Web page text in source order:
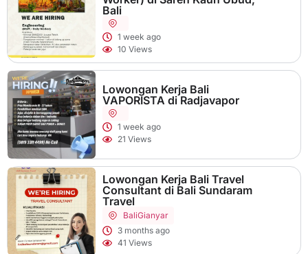
Bali
1 week ago
10 Views
Lowongan Kerja Bali
VAPORISTA di Radjavapor
1 week ago
21 Views
Lowongan Kerja Bali Travel
Consultant di Bali Sundaram
Travel
BaliGianyar
3 months ago
41 Views